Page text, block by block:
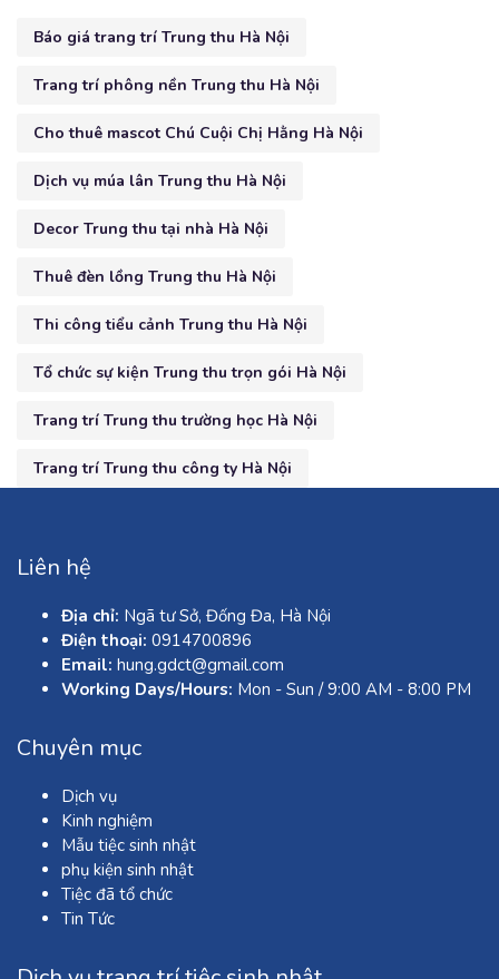
Báo giá trang trí Trung thu Hà Nội
Trang trí phông nền Trung thu Hà Nội
Cho thuê mascot Chú Cuội Chị Hằng Hà Nội
Dịch vụ múa lân Trung thu Hà Nội
Decor Trung thu tại nhà Hà Nội
Thuê đèn lồng Trung thu Hà Nội
Thi công tiểu cảnh Trung thu Hà Nội
Tổ chức sự kiện Trung thu trọn gói Hà Nội
Trang trí Trung thu trường học Hà Nội
Trang trí Trung thu công ty Hà Nội
Liên hệ
Địa chỉ: Ngã tư Sở, Đống Đa, Hà Nội
Điện thoại: 0914700896
Email: hung.gdct@gmail.com
Working Days/Hours: Mon - Sun / 9:00 AM - 8:00 PM
Chuyên mục
Dịch vụ
Kinh nghiệm
Mẫu tiệc sinh nhật
phụ kiện sinh nhật
Tiệc đã tổ chức
Tin Tức